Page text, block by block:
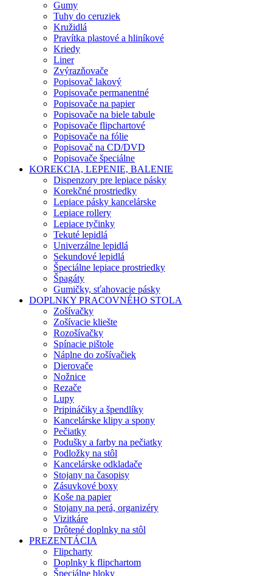
Gumy
Tuhy do ceruziek
Kružidlá
Pravítka plastové a hliníkové
Kriedy
Liner
Zvýrazňovače
Popisovač lakový
Popisovače permanentné
Popisovače na papier
Popisovače na biele tabule
Popisovače flipchartové
Popisovače na fólie
Popisovač na CD/DVD
Popisovače špeciálne
KOREKCIA, LEPENIE, BALENIE
Dispenzory pre lepiace pásky
Korekčné prostriedky
Lepiace pásky kancelárske
Lepiace rollery
Lepiace tyčinky
Tekuté lepidlá
Univerzálne lepidlá
Sekundové lepidlá
Špeciálne lepiace prostriedky
Špagáty
Gumičky, sťahovacie pásky
DOPLNKY PRACOVNÉHO STOLA
Zošívačky
Zošívacie kliešte
Rozošívačky
Spínacie pištole
Náplne do zošívačiek
Dierovače
Nožnice
Rezače
Lupy
Pripináčiky a špendlíky
Kancelárske klipy a spony
Pečiatky
Podušky a farby na pečiatky
Podložky na stôl
Kancelárske odkladače
Stojany na časopisy
Zásuvkové boxy
Koše na papier
Stojany na perá, organizéry
Vizitkáre
Drôtené doplnky na stôl
PREZENTÁCIA
Flipcharty
Doplnky k flipchartom
Špeciálne bloky